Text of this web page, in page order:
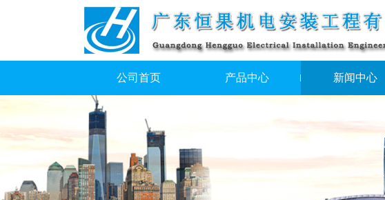
公司首页 产品中心 新闻中心